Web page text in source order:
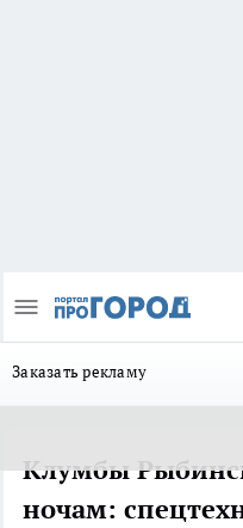
Заказать рекламу
Клумбы
ночам: